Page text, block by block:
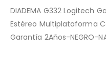
DIADEMA G332 Logitech
Estéreo Multiplataforma
Garantía 2Años-NEGRO-